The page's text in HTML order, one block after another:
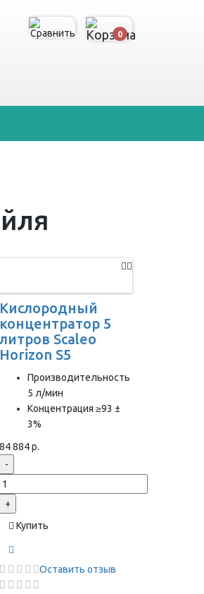
0
Кислородный
концентратор 5
литров Scaleo
Horizon S5
Производительность
5 л/мин
Концентрация ≥93 ±
3%
84 884 р.
-
+
Купить
Оставить отзыв